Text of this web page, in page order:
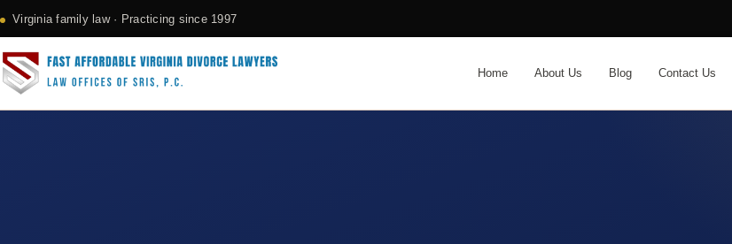
Virginia family law · Practicing since 1997
Home About Us Blog Contact Us